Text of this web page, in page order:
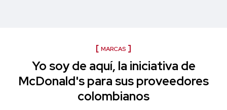
MARCAS
Yo soy de aquí, la iniciativa de
McDonald's para sus proveedores
colombianos